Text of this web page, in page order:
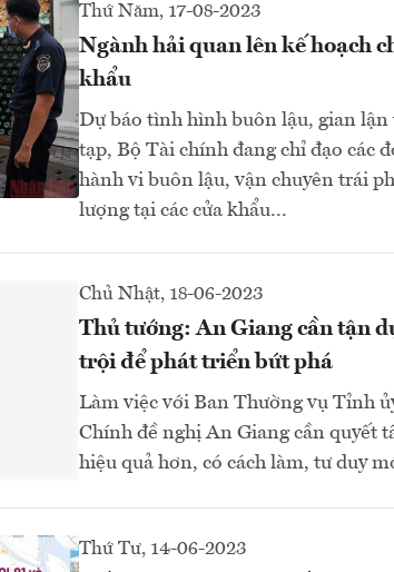
Thứ Năm, 17-08-2023
Ngành hải quan lên kế hoạch
khẩu
Dự báo tình hình buôn lậu, gian
tạp, Bộ Tài chính đang chỉ đạo các
hành vi buôn lậu, vận chuyên trái
lượng tại các cửa khẩu...
Chủ Nhật, 18-06-2023
Thủ tướng: An Giang cần tận
trội để phát triển bứt phá
Làm việc với Ban Thường vụ Tỉnh
Chính đề nghị An Giang cần quyết
hiệu quả hơn, có cách làm, tư duy
Thứ Tư, 14-06-2023